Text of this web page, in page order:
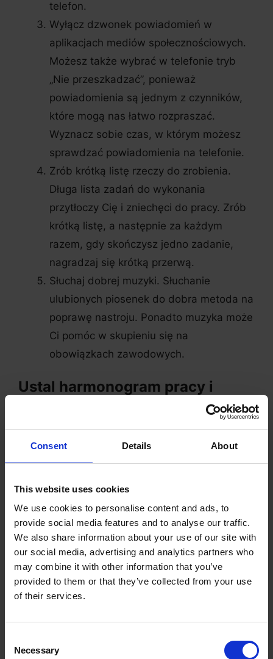
Consent Details About
This website uses cookies
We use cookies to personalise content and ads, to
provide social media features and to analyse our traffic.
We also share information about your use of our site with
our social media, advertising and analytics partners who
may combine it with other information that you’ve
provided to them or that they’ve collected from your use
of their services.
Selection
Necessary
telefon.
Wyłącz dzwonek powiadomień w
aplikacjach mediów społecznościowych.
Możesz także wybrać w telefonie tryb
„Nie przeszkadzać”, ponieważ
powiadomienia są jednym z czynników,
które mogą nas łatwo rozpraszać.
Wyznacz sobie czas, w którym możesz
sprawdzać powiadomienia na telefonie.
Zrób krótką listę rzeczy do zrobienia.
Długa lista zadań do wykonania
przytłoczy Cię i zniechęci do pracy. Zrób
krótką listę, a następnie za każdym
razem, gdy skończysz jedno zadanie,
nagradzaj się krótką przerwą.
Słuchaj dobrej muzyki. Słuchanie
ulubionych piosenek do dobra metoda na
poprawę nastroju. Ponadto muzyka może
Ci pomóc w skupieniu się na
obowiązkach zawodowych.
Ustal harmonogram pracy i
Benjamin Franklin miał stwierdzić, że „Brak
planu to recepta na porażkę”. Planowanie pracy
zawczasu i tworzenie szczegółowego
podczas pracy zdalnej. Trzymanie się
harmonogramu może przynieść wiele korzyści,
takich jak:
Brak problemów z dotrzymywaniem
związany z nimi stres.
Łatwiej wyznaczyć swojej pracy rozsądne